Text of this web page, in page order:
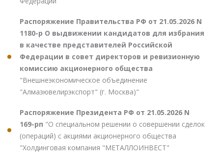
Распоряжение Правительства РФ от 21.05.2026 N
1180-р О выдвижении кандидатов для избрания
в качестве представителей Российской
Федерации в совет директоров и ревизионную
комиссию акционерного общества
"Внешнеэкономическое объединение
"Алмазювелирэкспорт" (г. Москва)"
Распоряжение Президента РФ от 21.05.2026 N
169-рп "О специальном решении о совершении сделок
(операций) с акциями акционерного общества
"Холдинговая компания "МЕТАЛЛОИНВЕСТ"